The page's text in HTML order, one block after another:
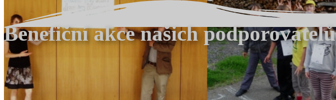
Benefiční akce našich podporovatelů